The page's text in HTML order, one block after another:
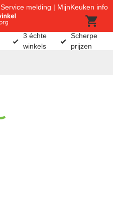
Service melding MijnKeuken info
3 échte
winkels
Scherpe
prijzen